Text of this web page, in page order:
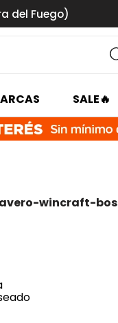
del Fuego)
SALE🔥
wincraft-